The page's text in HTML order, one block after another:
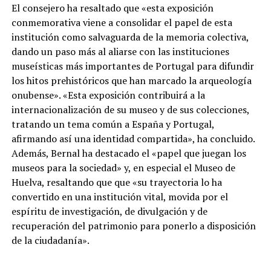
El consejero ha resaltado que «esta exposición
conmemorativa viene a consolidar el papel de esta
institución como salvaguarda de la memoria colectiva,
dando un paso más al aliarse con las instituciones
museísticas más importantes de Portugal para difundir
los hitos prehistóricos que han marcado la arqueología
onubense». «Esta exposición contribuirá a la
internacionalización de su museo y de sus colecciones,
tratando un tema común a España y Portugal,
afirmando así una identidad compartida», ha concluido.
Además, Bernal ha destacado el «papel que juegan los
museos para la sociedad» y, en especial el Museo de
Huelva, resaltando que que «su trayectoria lo ha
convertido en una institución vital, movida por el
espíritu de investigación, de divulgación y de
recuperación del patrimonio para ponerlo a disposición
de la ciudadanía».